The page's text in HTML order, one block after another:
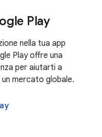
Play
nella tua app
Play offre una
per aiutarti a
mercato globale.